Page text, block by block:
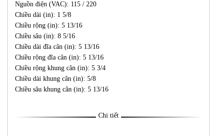
Nguồn điện (VAC): 115 / 220
Chiều dài (in): 1 5/8
Chiều rộng (in): 5 13/16
Chiều sâu (in): 8 5/16
Chiều dài đĩa cân (in): 5 13/16
Chiều rộng đĩa cân (in): 5 13/16
Chiều rộng khung cân (in): 5 3/4
Chiều dài khung cân (in): 5/8
Chiều sâu khung cân (in): 5 13/16
Chi tiết